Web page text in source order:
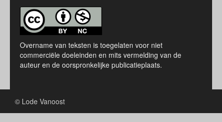
Overname van teksten is toegelaten voor niet
commerciële doeleinden en mits vermelding van de
auteur en de oorspronkelijke publicatieplaats.
© Lode Vanoost